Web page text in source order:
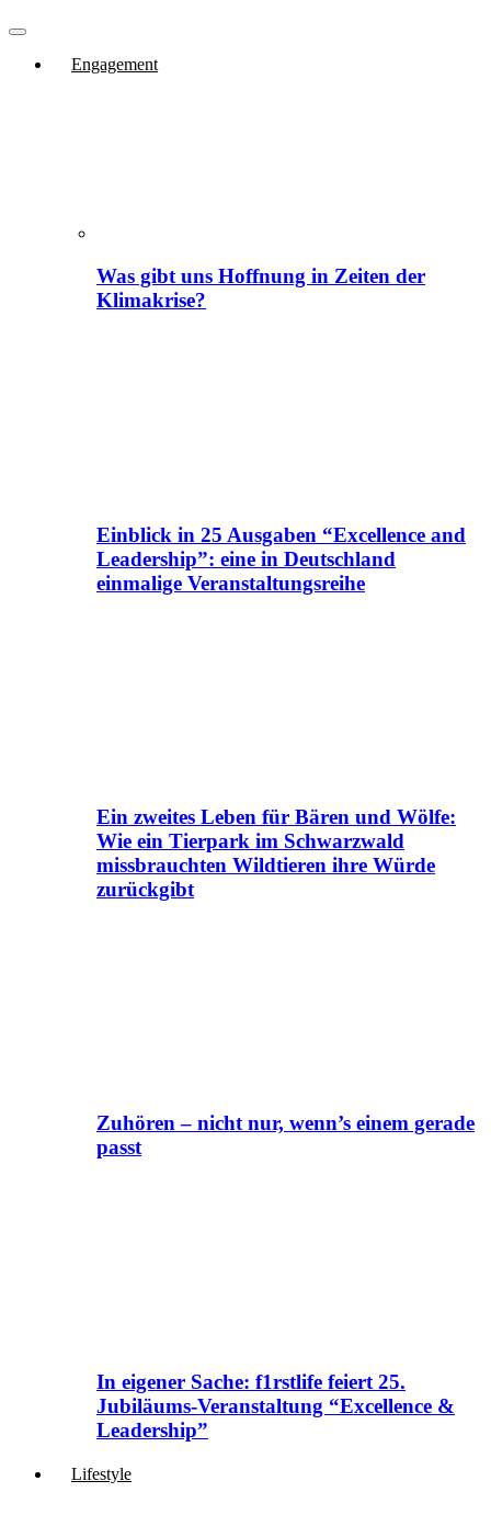
Engagement
Was gibt uns Hoffnung in Zeiten der
Klimakrise?
Einblick in 25 Ausgaben “Excellence and
Leadership”: eine in Deutschland
einmalige Veranstaltungsreihe
Ein zweites Leben für Bären und Wölfe:
Wie ein Tierpark im Schwarzwald
missbrauchten Wildtieren ihre Würde
zurückgibt
Zuhören – nicht nur, wenn’s einem gerade
passt
In eigener Sache: f1rstlife feiert 25.
Jubiläums-Veranstaltung “Excellence &
Leadership”
Lifestyle